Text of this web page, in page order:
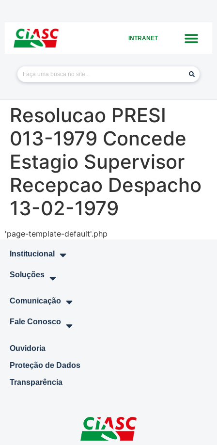
INTRANET
Resolucao PRESI
013-1979 Concede
Estagio Supervisor
Recepcao Despacho
13-02-1979
'page-template-default'.php
Institucional
Soluções
Comunicação
Fale Conosco
Ouvidoria
Proteção de Dados
Transparência